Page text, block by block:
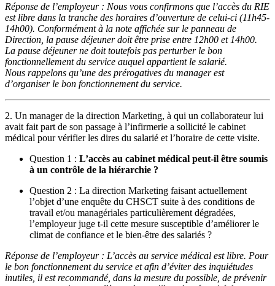
Réponse de l’employeur : Nous vous confirmons que l’accès du RIE
est libre dans la tranche des horaires d’ouverture de celui-ci (11h45-
14h00). Conformément à la note affichée sur le panneau de
Direction, la pause déjeuner doit être prise entre 12h00 et 14h00.
La pause déjeuner ne doit toutefois pas perturber le bon
fonctionnellement du service auquel appartient le salarié.
Nous rappelons qu’une des prérogatives du manager est
d’organiser le bon fonctionnement du service.
2. Un manager de la direction Marketing, à qui un collaborateur lui
avait fait part de son passage à l’infirmerie a sollicité le cabinet
médical pour vérifier les dires du salarié et l’horaire de cette visite.
Question 1 : L’accès au cabinet médical peut-il être soumis
à un contrôle de la hiérarchie ?
Question 2 : La direction Marketing faisant actuellement
l’objet d’une enquête du CHSCT suite à des conditions de
travail et/ou managériales particulièrement dégradées,
l’employeur juge t-il cette mesure susceptible d’améliorer le
climat de confiance et le bien-être des salariés ?
Réponse de l’employeur : L’accès au service médical est libre. Pour
le bon fonctionnement du service et afin d’éviter des inquiétudes
inutiles, il est recommandé, dans la mesure du possible, de prévenir